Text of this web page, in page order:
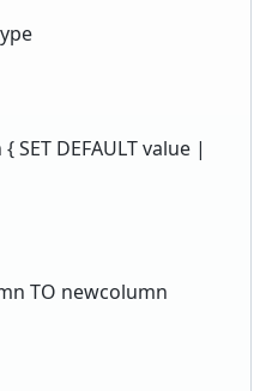
SET DEFAULT value |
TO newcolumn